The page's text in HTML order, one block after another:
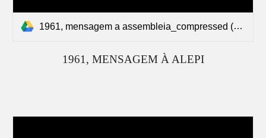
1961, mensagem a assembleia_compressed (1).pdf
1961 , MENSAGEM À ALEPI